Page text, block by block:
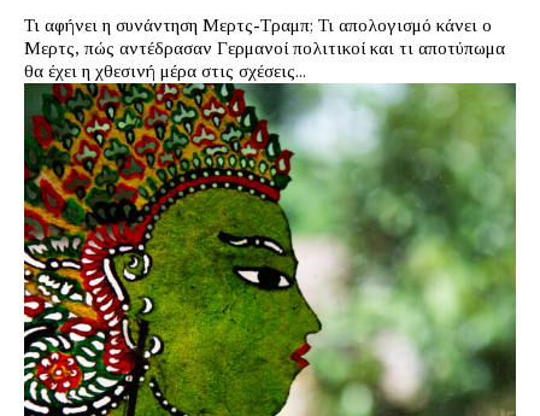
Τι αφήνει η συνάντηση Μερτς-Τραμπ; Τι απολογισμό κάνει ο
Μερτς, πώς αντέδρασαν Γερμανοί πολιτικοί και τι αποτύπωμα
θα έχει η χθεσινή μέρα στις σχέσεις...